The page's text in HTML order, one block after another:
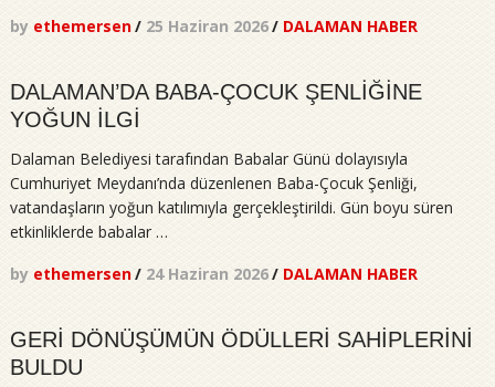
by ethemersen/ 25 Haziran 2026/ DALAMAN HABER
DALAMAN’DA BABA-ÇOCUK ŞENLİĞİNE
YOĞUN İLGİ
Dalaman Belediyesi tarafından Babalar Günü dolayısıyla
Cumhuriyet Meydanı’nda düzenlenen Baba-Çocuk Şenliği,
vatandaşların yoğun katılımıyla gerçekleştirildi. Gün boyu süren
etkinliklerde babalar …
by ethemersen/ 24 Haziran 2026/ DALAMAN HABER
GERİ DÖNÜŞÜMÜN ÖDÜLLERİ SAHİPLERİNİ
BULDU